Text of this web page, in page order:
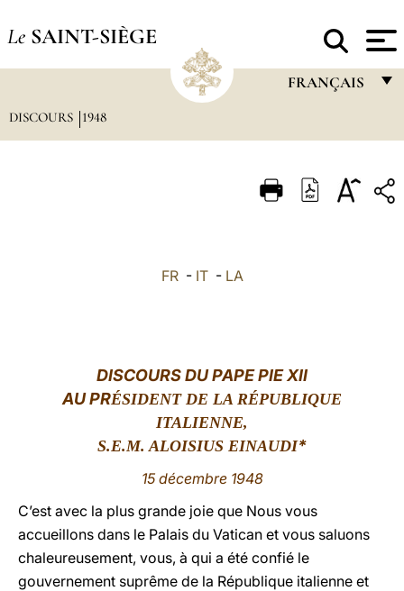
Le SAINT-SIÈGE
FRANÇAIS
ITALIANO
中文
DISCOURS 1948
FR- IT- LA
DISCOURS DU PAPE PIE XII
AU PRÉSIDENT DE LA RÉPUBLIQUE
ITALIENNE,
S.E.M. ALOISIUS EINAUDI*
15 décembre 1948
C’est avec la plus grande joie que Nous vous
accueillons dans le Palais du Vatican et vous saluons
chaleureusement, vous, à qui a été confié le
gouvernement suprême de la République italienne et